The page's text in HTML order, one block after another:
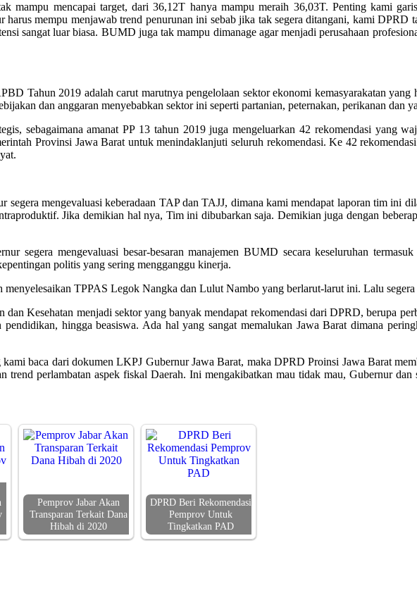
mampu mencapai target, dari 36,12T hanya mampu meraih 36,03T. Penting kami
harus mempu menjawab trend penurunan ini sebab jika tak segera ditangani, kami
sangat luar biasa. BUMD juga tak mampu dimanage agar menjadi perusahaan
Tahun 2019 adalah carut marutnya pengelolaan sektor ekonomi kemasyarakatan yang
dan anggaran menyebabkan sektor ini seperti partanian, peternakan, perikanan dan
sebagaimana amanat PP 13 tahun 2019 juga mengeluarkan 42 rekomendasi yang
Provinsi Jawa Barat untuk menindaklanjuti seluruh rekomendasi. Ke 42
segera mengevaluasi keberadaan TAP dan TAJJ, dimana kami mendapat laporan tim ini
Jika demikian hal nya, Tim ini dibubarkan saja. Demikian juga dengan
segera mengevaluasi besar-besaran manajemen BUMD secara keseluruhan
politis yang sering mengganggu kinerja.
menyelesaikan TPPAS Legok Nangka dan Lulut Nambo yang berlarut-larut ini. Lalu
Kesehatan menjadi sektor yang banyak mendapat rekomendasi dari DPRD, berupa
pendidikan, hingga beasiswa. Ada hal yang sangat memalukan Jawa Barat dimana
baca dari dokumen LKPJ Gubernur Jawa Barat, maka DPRD Proinsi Jawa Barat
trend perlambatan aspek fiskal Daerah. Ini mengakibatkan mau tidak mau, Gubernur
Pemprov Jabar Akan
Transparan Terkait Dana
Hibah di 2020
DPRD Beri Rekomendasi
Pemprov Untuk
Tingkatkan PAD